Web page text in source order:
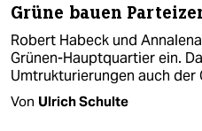
Grüne bauen
Robert Habeck und
Grünen-Hauptquartier ein.
Umtrukturierungen auch der
Von Ulrich Schulte